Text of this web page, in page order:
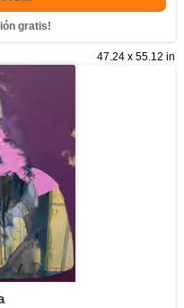
gratis!
47.24 x 55.12 in